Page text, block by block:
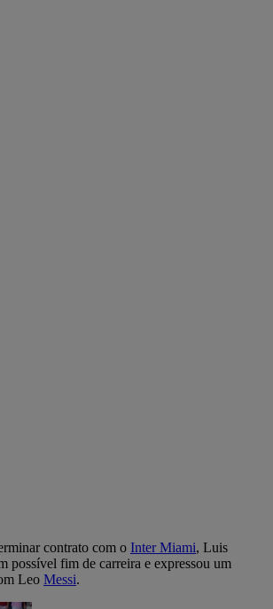
contrato com o Inter Miami, Luis
possível fim de carreira e expressou um
Leo Messi.